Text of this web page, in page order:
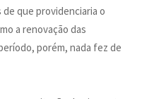
que providenciaria o
a renovação das
porém, nada fez de